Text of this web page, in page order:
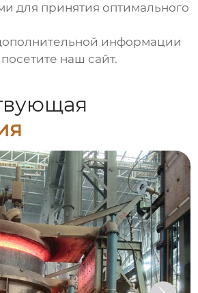
для принятия оптимального
информации
наш сайт.